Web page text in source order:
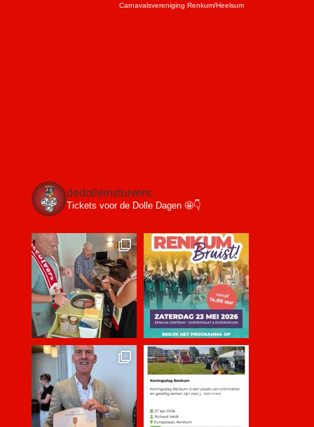
Carnavalsvereniging Renkum/Heelsum
dedolleinstuivers
Tickets voor de Dolle Dagen 🤩👇